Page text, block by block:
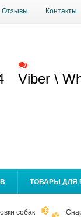
Отзывы Контакты
Viber \
ТОВАРЫ ДЛЯ
собак